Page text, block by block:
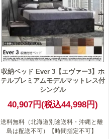
収納ベッド Ever 3【エヴァー3】ホ
テルプレミアムモデルマットレス付
シングル
40,907円(税込44,998円)
送料無料（北海道別途送料・沖縄と離
島は配送不可）【時間指定不可】